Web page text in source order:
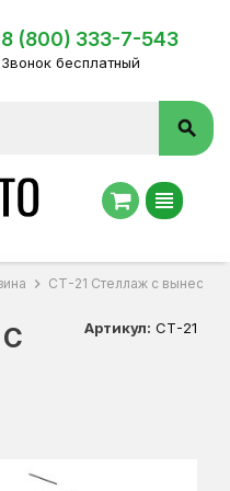
8 (800) 333-7-543
Звонок бесплатный
search
view_headline
chevron_right СТ-21 Стеллаж с
Артикул: СТ-21